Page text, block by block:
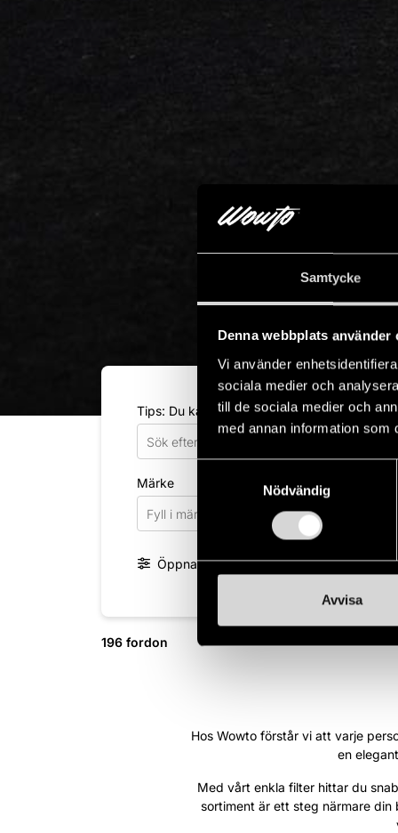
Samtycke
Denna webbplats använder
Vi använder
sociala medier och
till de sociala medier och
med annan information som
Nödvändig
Avvisa
Tips: Du kan söka på märke, modell, motor
Märke
Fyll i märke
Öppna fler filter
196 fordon
Hos Wowto förstår vi att varje
en
Med vårt enkla filter hittar du
sortiment är ett steg närmare